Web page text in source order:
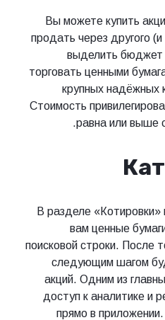
Вы можете купить
продать через другого
выделить бюджет
торговать ценными
крупных надёжных
Стоимость
равна или выше
В разделе
вам ценные
поисковой строки. После
следующим шагом
акций. Одним из
доступ к аналитике и
прямо в